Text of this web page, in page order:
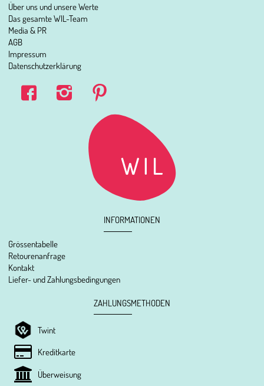
Über uns und unsere Werte
Das gesamte WIL-Team
Media & PR
AGB
Impressum
Datenschutzerklärung
INFORMATIONEN
Grössentabelle
Retourenanfrage
Kontakt
Liefer- und Zahlungsbedingungen
ZAHLUNGSMETHODEN
Twint
Kreditkarte
Überweisung